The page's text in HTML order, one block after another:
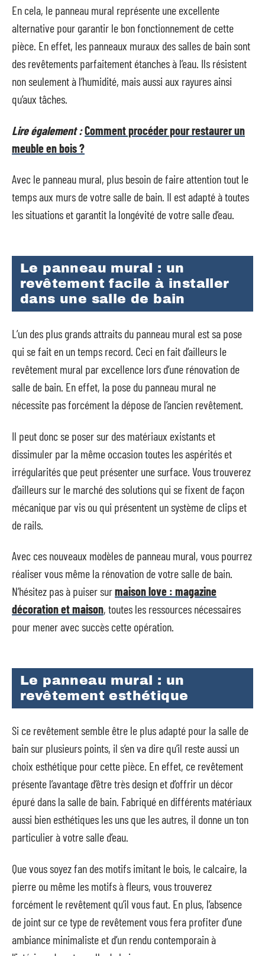
En cela, le panneau mural représente une excellente
alternative pour garantir le bon fonctionnement de cette
pièce. En effet, les panneaux muraux des salles de bain sont
des revêtements parfaitement étanches à l’eau. Ils résistent
non seulement à l’humidité, mais aussi aux rayures ainsi
qu’aux tâches.
Lire également :Comment procéder pour restaurer un
meuble en bois ?
Avec le panneau mural, plus besoin de faire attention tout le
temps aux murs de votre salle de bain. Il est adapté à toutes
les situations et garantit la longévité de votre salle d’eau.
Le panneau mural : un
revêtement facile à installer
dans une salle de bain
L’un des plus grands attraits du panneau mural est sa pose
qui se fait en un temps record. Ceci en fait d’ailleurs le
revêtement mural par excellence lors d’une rénovation de
salle de bain. En effet, la pose du panneau mural ne
nécessite pas forcément la dépose de l’ancien revêtement.
Il peut donc se poser sur des matériaux existants et
dissimuler par la même occasion toutes les aspérités et
irrégularités que peut présenter une surface. Vous trouverez
d’ailleurs sur le marché des solutions qui se fixent de façon
mécanique par vis ou qui présentent un système de clips et
de rails.
Avec ces nouveaux modèles de panneau mural, vous pourrez
réaliser vous même la rénovation de votre salle de bain.
N’hésitez pas à puiser surmaison love : magazine
décoration et maison, toutes les ressources nécessaires
pour mener avec succès cette opération.
Le panneau mural : un
revêtement esthétique
Si ce revêtement semble être le plus adapté pour la salle de
bain sur plusieurs points, il s’en va dire qu’il reste aussi un
choix esthétique pour cette pièce. En effet, ce revêtement
présente l’avantage d’être très design et d’offrir un décor
épuré dans la salle de bain. Fabriqué en différents matériaux
aussi bien esthétiques les uns que les autres, il donne un ton
particulier à votre salle d’eau.
Que vous soyez fan des motifs imitant le bois, le calcaire, la
pierre ou même les motifs à fleurs, vous trouverez
forcément le revêtement qu’il vous faut. En plus, l’absence
de joint sur ce type de revêtement vous fera profiter d’une
ambiance minimaliste et d’un rendu contemporain à